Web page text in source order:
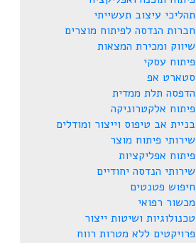
תהליכי עיצוב תעשייתי
חברות הנדסה לפיתוח מוצרים
שיווק ומכירת המצאות
פיתוח עסקי
סטארט אפ
הדפסה תלת ממדית
פיתוח אלקטרוניקה
בניית אב טיפוס וייצור ומודלים
שירותי פיתוח מוצר
פיתוח אפליקציות
שירותי הנדסה יחודיים
חיפוש פטנטים
מכשור רפואי
טכנולוגיות ושיטות ייצור
פרויקטים ללא מטרות רווח